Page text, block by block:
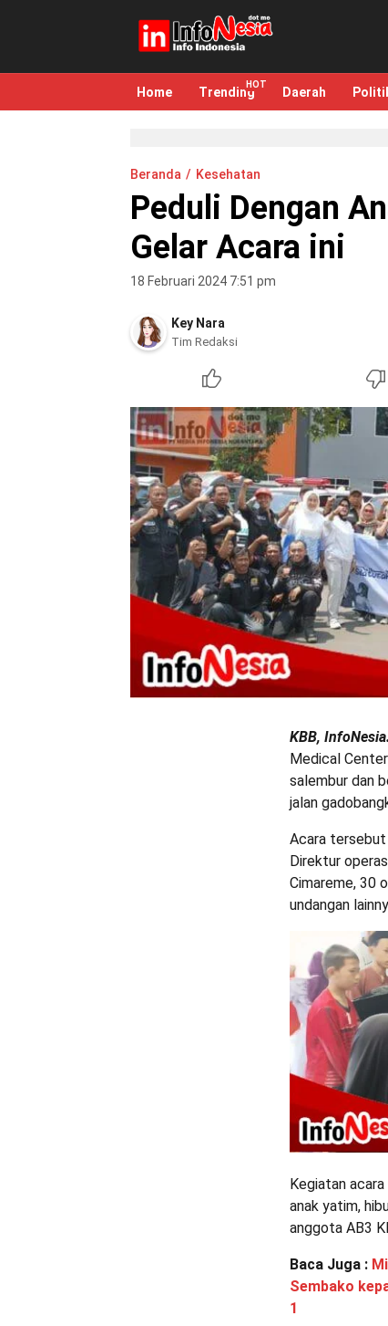
infonesia.me
Info Indonesia
Home Trending Daerah
Beranda Kesehatan
Peduli Dengan
Gelar Acara ini
18 Februari 2024 7:51 pm
Key Nara
Tim Redaksi
KBB,
Medical
salembur dan
jalan
Acara tersebut
Direktur
Cimareme, 30
undangan
Kegiatan
anak yatim,
anggota AB3
Baca Juga :
Sembako
1